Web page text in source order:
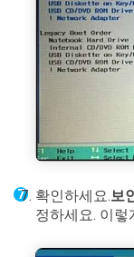
확인하세요.보
정하세요. 이